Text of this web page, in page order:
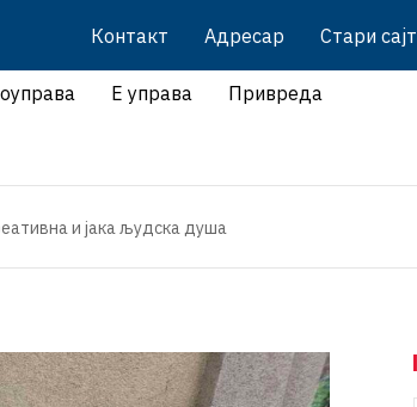
Контакт Адресар Стари сајт
Е управа Привреда
и јака људска душа